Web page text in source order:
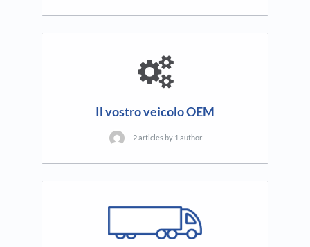
Il vostro veicolo OEM
2 articles by 1 author